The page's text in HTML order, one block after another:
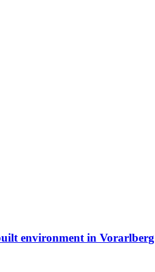
environment in Vorarlberg